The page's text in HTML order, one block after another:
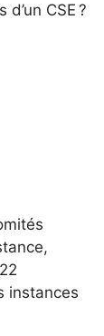
CSE ?
instances